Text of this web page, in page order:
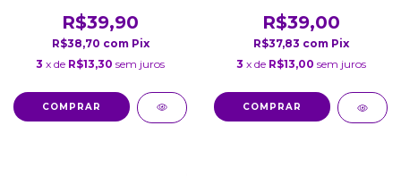
R$39,90
R$38,70 com Pix
3 x de R$13,30 sem juros
COMPRAR
R$39,00
R$37,83 com Pix
3 x de R$13,00 sem juros